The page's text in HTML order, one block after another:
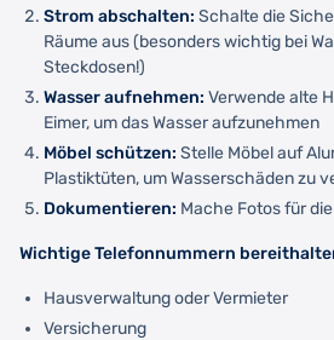
Strom abschalten: Schalte die
Räume aus (besonders wichtig bei
Steckdosen!)
Wasser aufnehmen: Verwende alte
Eimer, um das Wasser aufzunehmen
Möbel schützen: Stelle Möbel auf
Plastiktüten, um Wasserschäden zu
Dokumentieren: Mache Fotos für
Wichtige Telefonnummern
Hausverwaltung oder Vermieter
Versicherung